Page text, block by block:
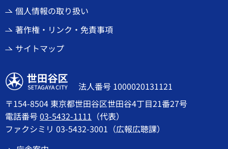
個人情報の取り扱い
著作権・リンク・免責事項
サイトマップ
世田谷区
法人番号 1000020131121
〒154-8504 東京都世田谷区世田谷4丁目21番27号
電話番号03-5432-1111 （代表）
ファクシミリ 03-5432-3001（広報広聴課）